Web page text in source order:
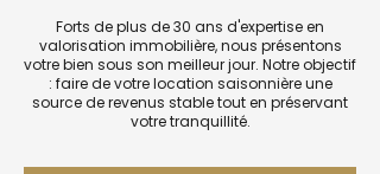
Forts de plus de 30 ans d'expertise en
valorisation immobilière, nous présentons
votre bien sous son meilleur jour. Notre objectif
: faire de votre location saisonnière une
source de revenus stable tout en préservant
votre tranquillité.